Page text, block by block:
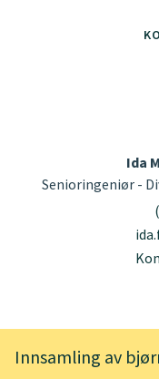
Ida
Senioringeniør -
Innsamling av